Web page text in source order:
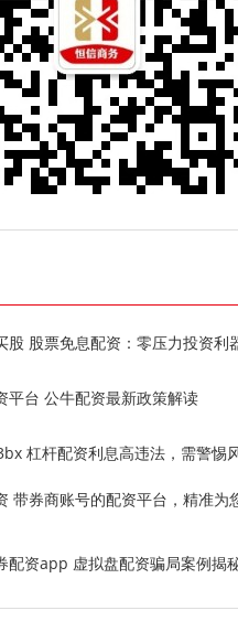
股 股票免息配资：零压力投资利
平台 公牛配资最新政策解读
配资平台173bx 杠杆配资利息高违法，需警
带券商账号的配资平台，精准为
配资app 虚拟盘配资骗局案例揭